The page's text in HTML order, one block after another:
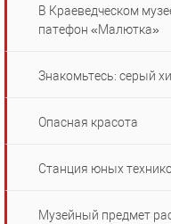
В Краеведческом
патефон «Малютка»
Знакомьтесь: серый
Опасная красота
Станция юных
Музейный предмет